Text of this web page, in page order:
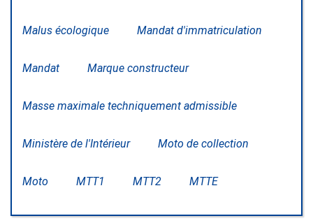
Malus écologique Mandat d'immatriculation
Mandat Marque constructeur
Masse maximale techniquement admissible
Ministère de l'Intérieur Moto de collection
Moto MTT1 MTT2 MTTE